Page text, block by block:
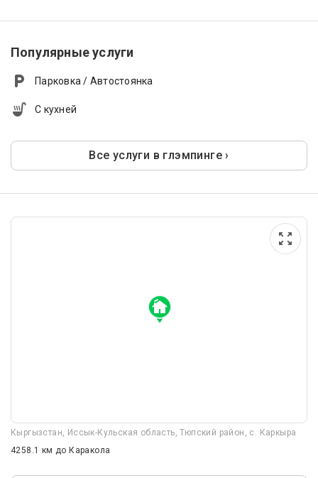
Популярные услуги
Парковка / Автостоянка
С кухней
Все услуги в глэмпинге ›
Кыргызстан, Иссык-Кульская область, Тюпский район, с. Каркыра
4258.1 кмдо Каракола